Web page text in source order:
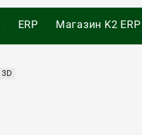
ERP Магазин K2 ERP
3D